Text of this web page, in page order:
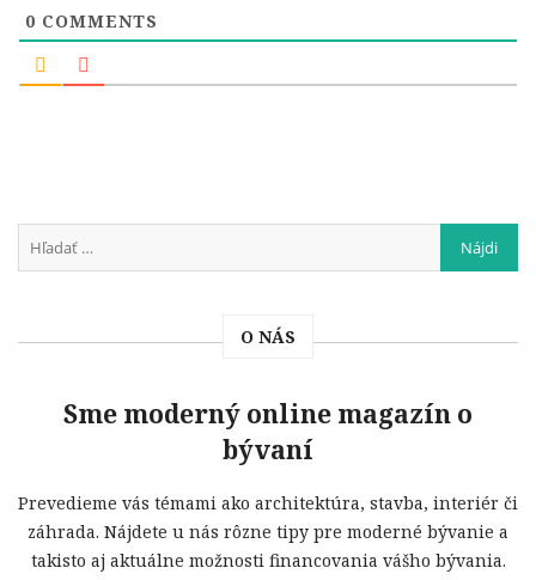
0 COMMENTS
O NÁS
Sme moderný online magazín o
bývaní
Prevedieme vás témami ako architektúra, stavba, interiér či
záhrada. Nájdete u nás rôzne tipy pre moderné bývanie a
takisto aj aktuálne možnosti financovania vášho bývania.